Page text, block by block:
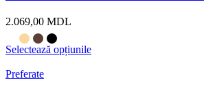
2.069,00 MDL
Selectează opțiunile
Preferate